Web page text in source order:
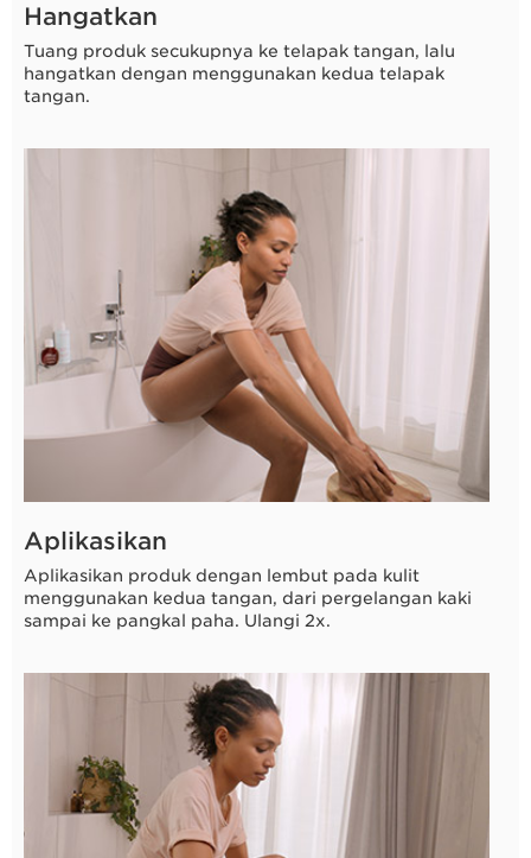
Hangatkan
Tuang produk secukupnya ke telapak tangan, lalu
hangatkan dengan menggunakan kedua telapak
tangan.
Aplikasikan
Aplikasikan produk dengan lembut pada kulit
menggunakan kedua tangan, dari pergelangan kaki
sampai ke pangkal paha. Ulangi 2x.
8 detik